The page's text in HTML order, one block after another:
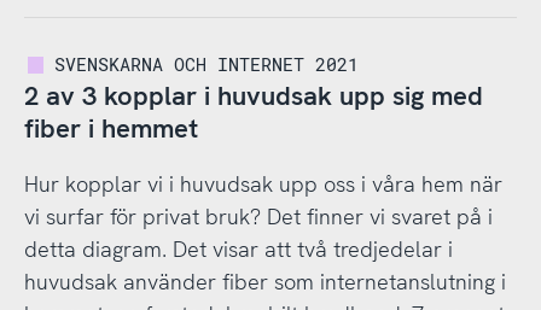
SVENSKARNA OCH INTERNET 2021
2 av 3 kopplar i huvudsak upp sig med
fiber i hemmet
Hur kopplar vi i huvudsak upp oss i våra hem när
vi surfar för privat bruk? Det finner vi svaret på i
detta diagram. Det visar att två tredjedelar i
huvudsak använder fiber som internetanslutning i